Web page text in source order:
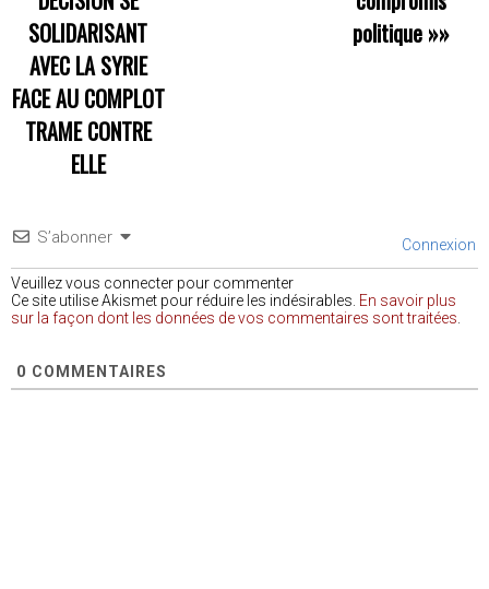
SOLIDARISANT
AVEC LA SYRIE
FACE AU COMPLOT
TRAME CONTRE
ELLE
politique»»
S’abonner Connexion
Veuillez vous connecter pour commenter
Ce site utilise Akismet pour réduire les indésirables. En savoir plus
sur la façon dont les données de vos commentaires sont traitées
0 COMMENTAIRES